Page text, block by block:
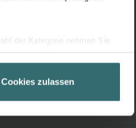
der Kategorie nehmen Sie
Informationen
über einen Link in der
Cookies zulassen
Insteekuiteinde